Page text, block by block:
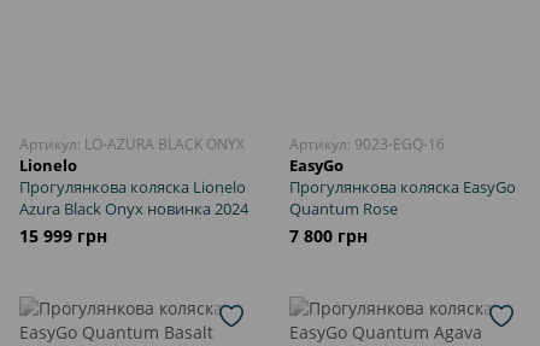
Артикул: LO-AZURA BLACK ONYX
Lionelo
Прогулянкова коляска Lionelo
Azura Black Onyx новинка 2024
15 999 грн
Артикул: 9023-EGQ-16
EasyGo
Прогулянкова коляска EasyGo
Quantum Rose
7 800 грн